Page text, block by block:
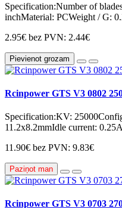
Specification:Number of
inchMaterial: PCWeight / G:
2.95€ bez PVN: 2.44€
Pievienot grozam
Rcinpower GTS V3 0802
Specification:KV:
11.2x8.2mmIdle current:
11.90€ bez PVN: 9.83€
Paziņot man
Rcinpower GTS V3 0703